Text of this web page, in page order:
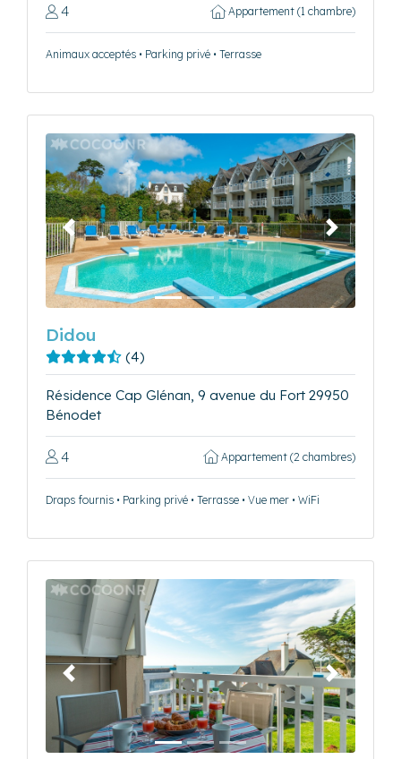
4 Appartement (1 chambre)
Animaux acceptés • Parking privé • Terrasse
Précédent Suivant
Didou
(4)
Résidence Cap Glénan, 9 avenue du Fort 29950
Bénodet
4 Appartement (2 chambres)
Draps fournis • Parking privé • Terrasse • Vue mer • WiFi
Précédent Suivant